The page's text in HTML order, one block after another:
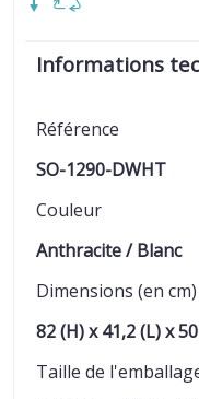
Informations
Référence
SO-1290-DWHT
Couleur
Anthracite / Blanc
Dimensions (en cm)
82 (H) x 41,2 (L) x
Taille de